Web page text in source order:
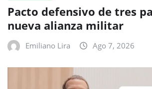
Pacto defensivo de tres
nueva alianza militar
Emiliano Lira Ago 7, 2026